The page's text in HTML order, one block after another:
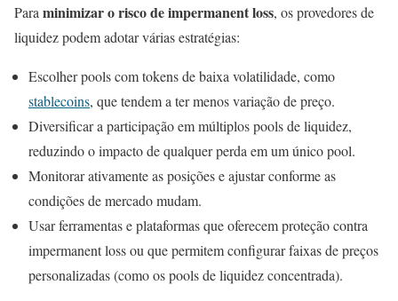
Para minimizar o risco de impermanent loss, os provedores de
liquidez podem adotar várias estratégias:
Escolher pools com tokens de baixa volatilidade, como
stablecoins, que tendem a ter menos variação de preço.
Diversificar a participação em múltiplos pools de liquidez,
reduzindo o impacto de qualquer perda em um único pool.
Monitorar ativamente as posições e ajustar conforme as
condições de mercado mudam.
Usar ferramentas e plataformas que oferecem proteção contra
impermanent loss ou que permitem configurar faixas de preços
personalizadas (como os pools de liquidez concentrada).